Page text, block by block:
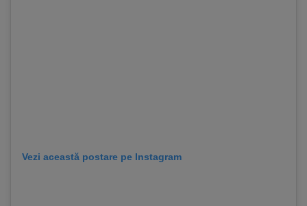
Vezi această postare pe Instagram